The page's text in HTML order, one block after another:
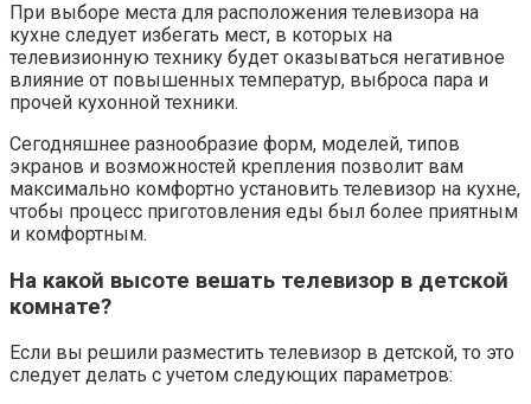
При выборе места для расположения телевизора на
кухне следует избегать мест, в которых на
телевизионную технику будет оказываться негативное
влияние от повышенных температур, выброса пара и
прочей кухонной техники.
Сегодняшнее разнообразие форм, моделей, типов
экранов и возможностей крепления позволит вам
максимально комфортно установить телевизор на кухне,
чтобы процесс приготовления еды был более приятным
и комфортным.
На какой высоте вешать телевизор в детской
комнате?
Если вы решили разместить телевизор в детской, то это
следует делать с учетом следующих параметров: